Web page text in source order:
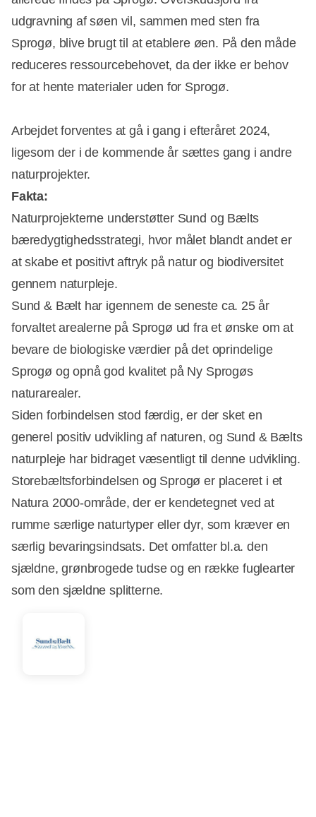
udgravning af søen vil, sammen med sten fra
Sprogø, blive brugt til at etablere øen. På den måde
reduceres ressourcebehovet, da der ikke er behov
for at hente materialer uden for Sprogø.
Arbejdet forventes at gå i gang i efteråret 2024,
ligesom der i de kommende år sættes gang i andre
naturprojekter.
Fakta:
Naturprojekterne understøtter Sund og Bælts
bæredygtighedsstrategi, hvor målet blandt andet er
at skabe et positivt aftryk på natur og biodiversitet
gennem naturpleje.
Sund & Bælt har igennem de seneste ca. 25 år
forvaltet arealerne på Sprogø ud fra et ønske om at
bevare de biologiske værdier på det oprindelige
Sprogø og opnå god kvalitet på Ny Sprogøs
naturarealer.
Siden forbindelsen stod færdig, er der sket en
generel positiv udvikling af naturen, og Sund & Bælts
naturpleje har bidraget væsentligt til denne udvikling.
Storebæltsforbindelsen og Sprogø er placeret i et
Natura 2000-område, der er kendetegnet ved at
rumme særlige naturtyper eller dyr, som kræver en
særlig bevaringsindsats. Det omfatter bl.a. den
sjældne, grønbrogede tudse og en række fuglearter
som den sjældne splitterne.